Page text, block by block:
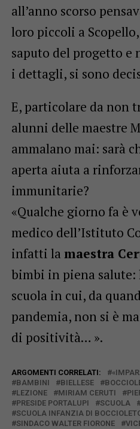
all’anno scorso
loro piccoli a
saputo del progetto e
i dettagli, si sono
E, particolare da non
alunni delle maestre
ammalano mai: sarà
aperta aiuta a
immunitarie?
«Qualche giorno fa è
medico dell’Istituto
infatti la maestra
bimbi in piena salute:
scuola in cui, da
pandemia, non si è
di positività… ».
ARGOMENTI CORRELATI:
BAMBINI
BIELLESE
LEZIONE
MIRIAM CERUTI
PRESIDE PORTALUPI
SCUOLA
SCUOLA INFANZIA DI
SINDACO WALTER FIORONE